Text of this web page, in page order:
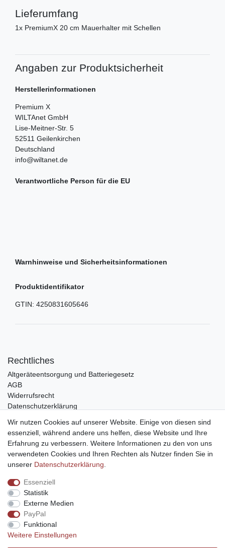
Lieferumfang
1x PremiumX 20 cm Mauerhalter mit Schellen
Angaben zur Produktsicherheit
Herstellerinformationen
Premium X
WILTAnet GmbH
Lise-Meitner-Str. 5
52511 Geilenkirchen
Deutschland
info@wiltanet.de
Verantwortliche Person für die EU
Warnhinweise und Sicherheitsinformationen
Produktidentifikator
GTIN: 4250831605646
Rechtliches
Altgeräteentsorgung und Batteriegesetz
AGB
Widerrufsrecht
Datenschutzerklärung
Impressum
Service
Zahlungsarten
Lieferung und Abholung
Unternehmen
Über uns
Karriere
Kontakt
Wir nutzen Cookies auf unserer Website. Einige von diesen sind
essenziell, während andere uns helfen, diese Website und Ihre
Erfahrung zu verbessern. Weitere Informationen zu den von uns
verwendeten Cookies und Ihren Rechten als Nutzer finden Sie in
unserer Daten­schutz­erklärung
Essenziell
Statistik
Externe Medien
PayPal
Funktional
Weitere Einstellungen